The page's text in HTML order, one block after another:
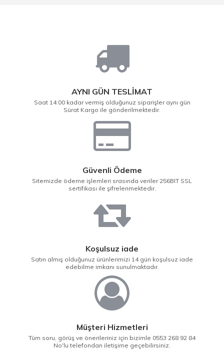
AYNI GÜN TESLİMAT
Saat 14:00 kadar vermiş olduğunuz siparişler aynı gün
Sürat Kargo ile gönderilmektedir.
Güvenli Ödeme
Sitemizde ödeme işlemleri srasında veriler 256BIT SSL
sertifikası ile şifrelenmektedir.
Koşulsuz iade
Satın almış olduğunuz ürünlerimizi 14 gün koşulsuz iade
edebilme imkanı sunulmaktadır.
Müşteri Hizmetleri
Tüm soru, görüş ve önerileriniz için bizimle 0553 268 92 84
No'lu telefondan iletişime geçebilirsiniz.